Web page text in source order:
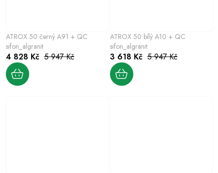
ATROX 50 černý A91 + QC
sifon_algranit
4 828 Kč 5 947 Kč
ATROX 50 bílý A10 + QC
sifon_algranit
3 618 Kč 5 947 Kč